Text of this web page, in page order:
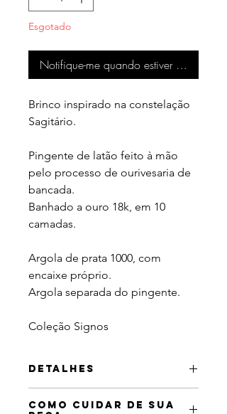
Esgotado
Notifique-me quando estiver disponível
Brinco inspirado na constelação
Sagitário.
Pingente de latão feito à mão
pelo processo de ourivesaria de
bancada.
Banhado a ouro 18k, em 10
camadas.
Argola de prata 1000, com
encaixe próprio.
Argola separada do pingente.
Coleção Signos
Detalhes
Tamanho da argola: 2cm.
Como cuidar de sua